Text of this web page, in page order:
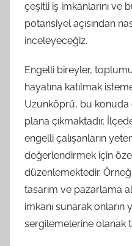
çeşitli iş imkanlarını ve
potansiyel açısından
inceleyeceğiz.
Engelli bireyler,
hayatına katılmak
Uzunköprü, bu
plana çıkmaktadır.
engelli çalışanların
değerlendirmek için
düzenlemektedir.
tasarım ve pazarlama
imkanı sunarak onların
sergilemelerine olanak